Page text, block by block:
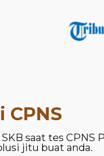
saat tes CPNS
jitu buat anda.